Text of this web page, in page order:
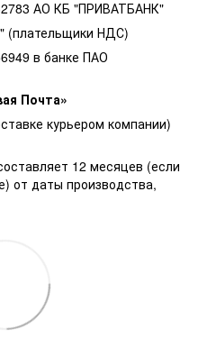
АО КБ "ПРИВАТБАНК"
(плательщики НДС)
в банке ПАО
Почта»
курьером компании)
12 месяцев (если
от даты производства,